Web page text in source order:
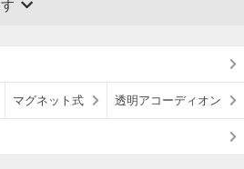
マグネット式 透明アコーディオン